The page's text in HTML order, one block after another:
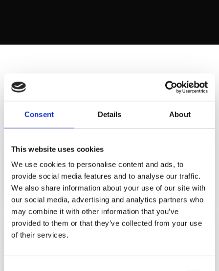
Consent Details About
This website uses cookies
We use cookies to personalise content and ads, to
provide social media features and to analyse our traffic.
We also share information about your use of our site with
our social media, advertising and analytics partners who
may combine it with other information that you’ve
provided to them or that they’ve collected from your use
of their services.
SECTIE 3
LINKEDIN ADS BENCHMARKS
€5,80
gemiddelde CPC Sponsored Content
Databox / LinkedIn 2026
0,44%
gemiddelde CTR Sponsored Content